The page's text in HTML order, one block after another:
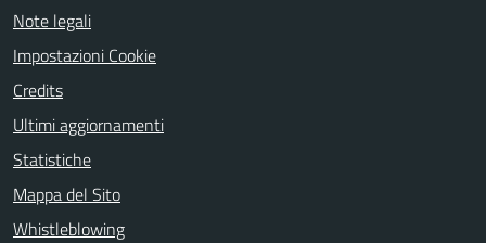
Note legali
Impostazioni Cookie
Credits
Ultimi aggiornamenti
Statistiche
Mappa del Sito
Whistleblowing